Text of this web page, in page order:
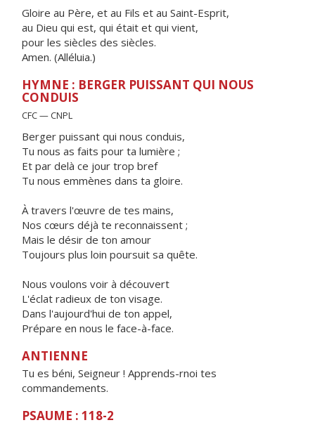
Gloire au Père, et au Fils et au Saint-Esprit,
au Dieu qui est, qui était et qui vient,
pour les siècles des siècles.
Amen. (Alléluia.)
HYMNE : BERGER PUISSANT QUI NOUS
CONDUIS
CFC — CNPL
Berger puissant qui nous conduis,
Tu nous as faits pour ta lumière ;
Et par delà ce jour trop bref
Tu nous emmènes dans ta gloire.
À travers l'œuvre de tes mains,
Nos cœurs déjà te reconnaissent ;
Mais le désir de ton amour
Toujours plus loin poursuit sa quête.
Nous voulons voir à découvert
L'éclat radieux de ton visage.
Dans l'aujourd'hui de ton appel,
Prépare en nous le face-à-face.
ANTIENNE
Tu es béni, Seigneur ! Apprends-rnoi tes
commandements.
PSAUME : 118-2